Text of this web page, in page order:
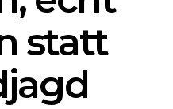
statt